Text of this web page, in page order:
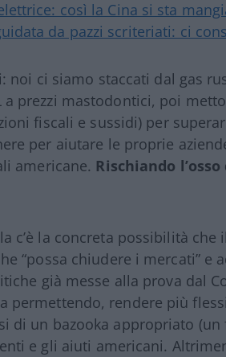
così la Cina si sta
da pazzi scriteriati: ci
noi ci siamo staccati dal gas
a prezzi mastodontici, poi
fiscali e sussidi) per
per aiutare le proprie
americane. Rischiando
c’è la concreta possibilità
“possa chiudere i mercati”
già messe alla prova dal
permettendo, rendere più
di un bazooka appropriato (un
e gli aiuti americani.